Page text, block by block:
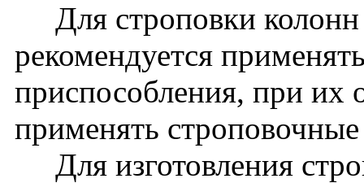
Для строповки колонн
рекомендуется
приспособления, при их
применять
Для изготовления